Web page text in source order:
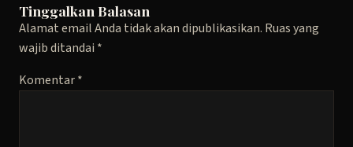
Tinggalkan Balasan
Alamat email Anda tidak akan dipublikasikan. Ruas yang
wajib ditandai *
Komentar*